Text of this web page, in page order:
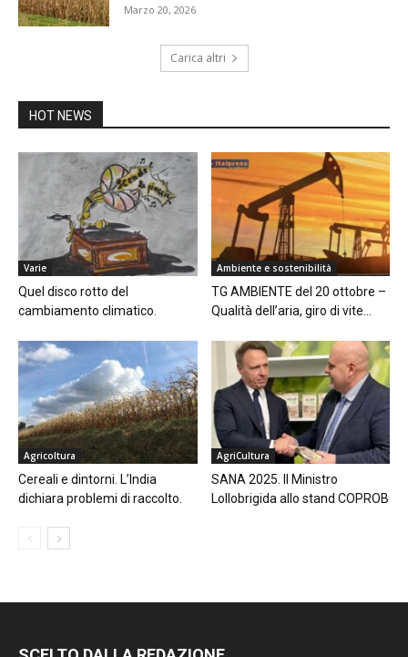
Marzo 20, 2026
Carica altri
HOT NEWS
Varie
Quel disco rotto del
cambiamento climatico.
Ambiente e sostenibilità
TG AMBIENTE del 20 ottobre –
Qualità dell’aria, giro di vite...
Agricoltura
Cereali e dintorni. L’India
dichiara problemi di raccolto.
AgriCultura
SANA 2025. Il Ministro
Lollobrigida allo stand COPROB